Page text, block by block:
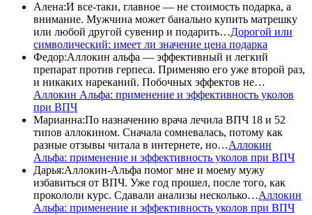
Алена:И все-таки, главное — не стоимость подарка, а
внимание. Мужчина может банально купить матрешку
или любой другой сувенир и подарить…Дорогой или
символический: имеет ли значение цена подарка
Федор:Аллокин альфа — эффективный и легкий
препарат против герпеса. Применяю его уже второй раз,
и никаких нареканий. Побочных эффектов не…
Аллокин Альфа: применение и эффективность уколов
при ВПЧ
Марианна:По назначению врача лечила ВПЧ 18 и 52
типов аллокином. Сначала сомневалась, потому как
разные отзывы читала в интернете, но…Аллокин
Альфа: применение и эффективность уколов при ВПЧ
Дарья:Аллокин-Альфа помог мне и моему мужу
избавиться от ВПЧ. Уже год прошел, после того, как
прокололи курс. Сдавали анализы несколько…Аллокин
Альфа: применение и эффективность уколов при ВПЧ